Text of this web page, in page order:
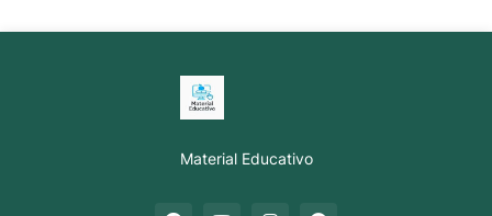
Material Educativo